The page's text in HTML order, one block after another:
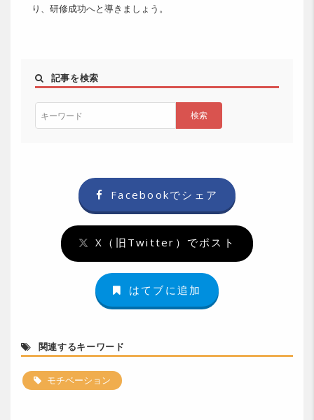
り、研修成功へと導きましょう。
記事を検索
Facebookでシェア
X（旧Twitter）でポスト
はてブに追加
関連するキーワード
モチベーション